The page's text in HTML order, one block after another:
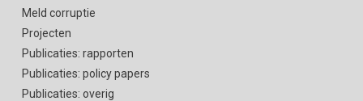
Meld corruptie
Projecten
Publicaties: rapporten
Publicaties: policy papers
Publicaties: overig